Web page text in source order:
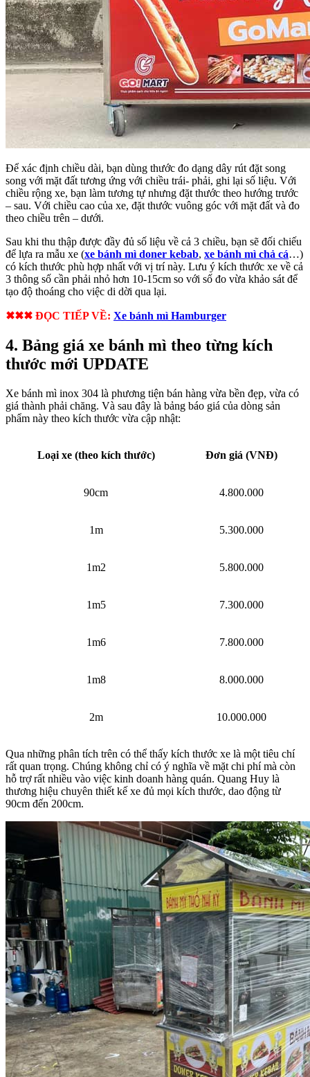
Để xác định chiều dài, bạn dùng thước đo dạng dây rút đặt song
song với mặt đất tương ứng với chiều trái- phải, ghi lại số liệu. Với
chiều rộng xe, bạn làm tương tự nhưng đặt thước theo hướng trước
– sau. Với chiều cao của xe, đặt thước vuông góc với mặt đất và đo
theo chiều trên – dưới.
Sau khi thu thập được đầy đủ số liệu về cả 3 chiều, bạn sẽ đối chiếu
để lựa ra mẫu xe (xe bánh mì doner kebab, xe bánh mì chả cá…)
có kích thước phù hợp nhất với vị trí này. Lưu ý kích thước xe về cả
3 thông số cần phải nhỏ hơn 10-15cm so với số đo vừa khảo sát để
tạo độ thoáng cho việc di dời qua lại.
✖✖✖ ĐỌC TIẾP VỀ: Xe bánh mì Hamburger
4. Bảng giá xe bánh mì theo từng kích
thước mới UPDATE
Xe bánh mì inox 304 là phương tiện bán hàng vừa bền đẹp, vừa có
giá thành phải chăng. Và sau đây là bảng báo giá của dòng sản
phẩm này theo kích thước vừa cập nhật:
Loại xe (theo kích thước) Đơn giá (VNĐ)
90cm 4.800.000
1m 5.300.000
1m2 5.800.000
1m5 7.300.000
1m6 7.800.000
1m8 8.000.000
2m 10.000.000
Qua những phân tích trên có thể thấy kích thước xe là một tiêu chí
rất quan trọng. Chúng không chỉ có ý nghĩa về mặt chi phí mà còn
hỗ trợ rất nhiều vào việc kinh doanh hàng quán. Quang Huy là
thương hiệu chuyên thiết kế xe đủ mọi kích thước, dao động từ
90cm đến 200cm.